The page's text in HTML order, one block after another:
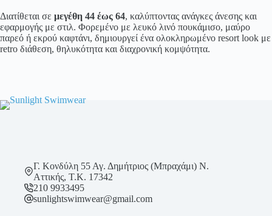
Διατίθεται σε μεγέθη 44 έως 64, καλύπτοντας ανάγκες άνεσης και
εφαρμογής με στιλ. Φορεμένο με λευκό λινό πουκάμισο, μαύρο
παρεό ή εκρού καφτάνι, δημιουργεί ένα ολοκληρωμένο resort look με
retro διάθεση, θηλυκότητα και διαχρονική κομψότητα.
Γ. Κονδύλη 55 Αγ. Δημήτριος (Μπραχάμι) Ν.
Αττικής, Τ.Κ. 17342
210 9933495
sunlightswimwear@gmail.com